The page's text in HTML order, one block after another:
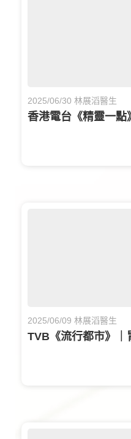
2025/06/30 林展滔醫生
香港電台《精靈一點
2025/06/09 林展滔醫生
TVB《流行都市》｜